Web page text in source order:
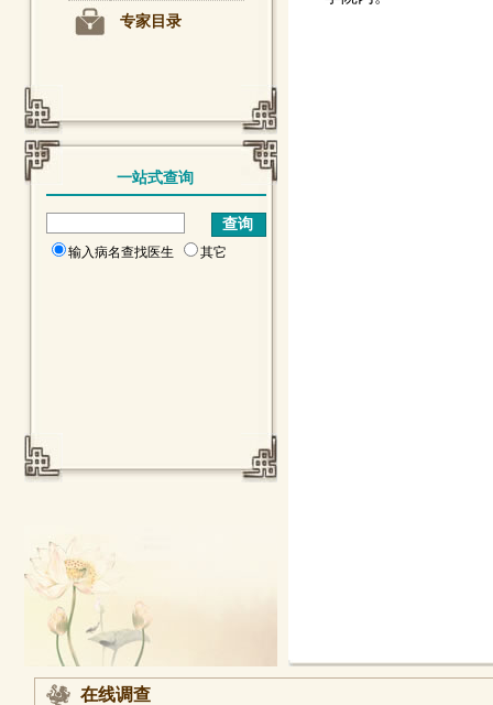
专家目录
一站式查询
输入病名查找医生 其它
在线调查